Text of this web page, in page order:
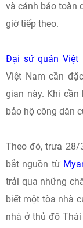
và cảnh báo toàn
giờ tiếp theo.
Đại sứ quán Việt
Việt Nam cần
gian này. Khi cần
bảo hộ công dân
Theo đó, trưa 28/
bắt nguồn từ
trải qua những
biết một tòa nhà
nhà ở thủ đô